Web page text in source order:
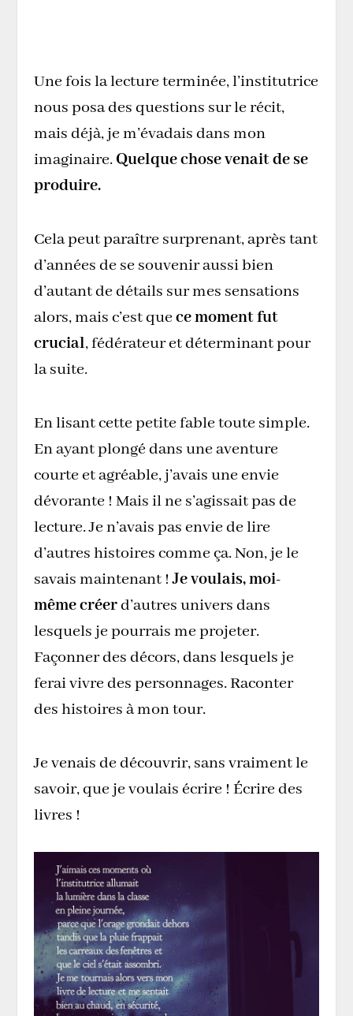
Une fois la lecture terminée, l’institutrice
nous posa des questions sur le récit,
mais déjà, je m’évadais dans mon
imaginaire. Quelque chose venait de se
produire.
Cela peut paraître surprenant, après tant
d’années de se souvenir aussi bien
d’autant de détails sur mes sensations
alors, mais c’est quece moment fut
crucial, fédérateur et déterminant pour
la suite.
En lisant cette petite fable toute simple.
En ayant plongé dans une aventure
courte et agréable, j’avais une envie
dévorante ! Mais il ne s’agissait pas de
lecture. Je n’avais pas envie de lire
d’autres histoires comme ça. Non, je le
savais maintenant !Je voulais, moi-
même créerd’autres univers dans
lesquels je pourrais me projeter.
Façonner des décors, dans lesquels je
ferai vivre des personnages. Raconter
des histoires à mon tour.
Je venais de découvrir, sans vraiment le
savoir, que je voulais écrire ! Écrire des
livres !